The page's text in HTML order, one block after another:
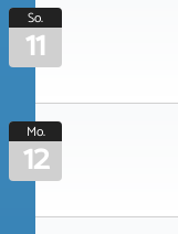
So.
11
Mo.
12